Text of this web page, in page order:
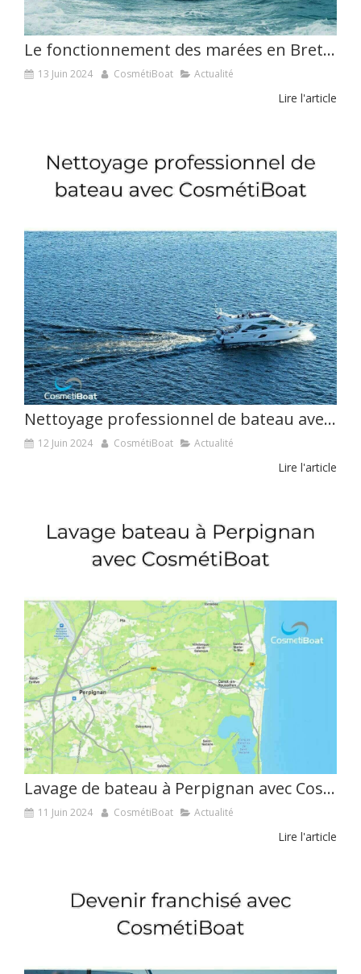
Le fonctionnement des marées en Bretagne
13 Juin 2024 CosmétiBoat Actualité
Lire l'article
Nettoyage professionnel de bateau avec CosmétiBoat
12 Juin 2024 CosmétiBoat Actualité
Lire l'article
Lavage de bateau à Perpignan avec CosmétiBoat
11 Juin 2024 CosmétiBoat Actualité
Lire l'article